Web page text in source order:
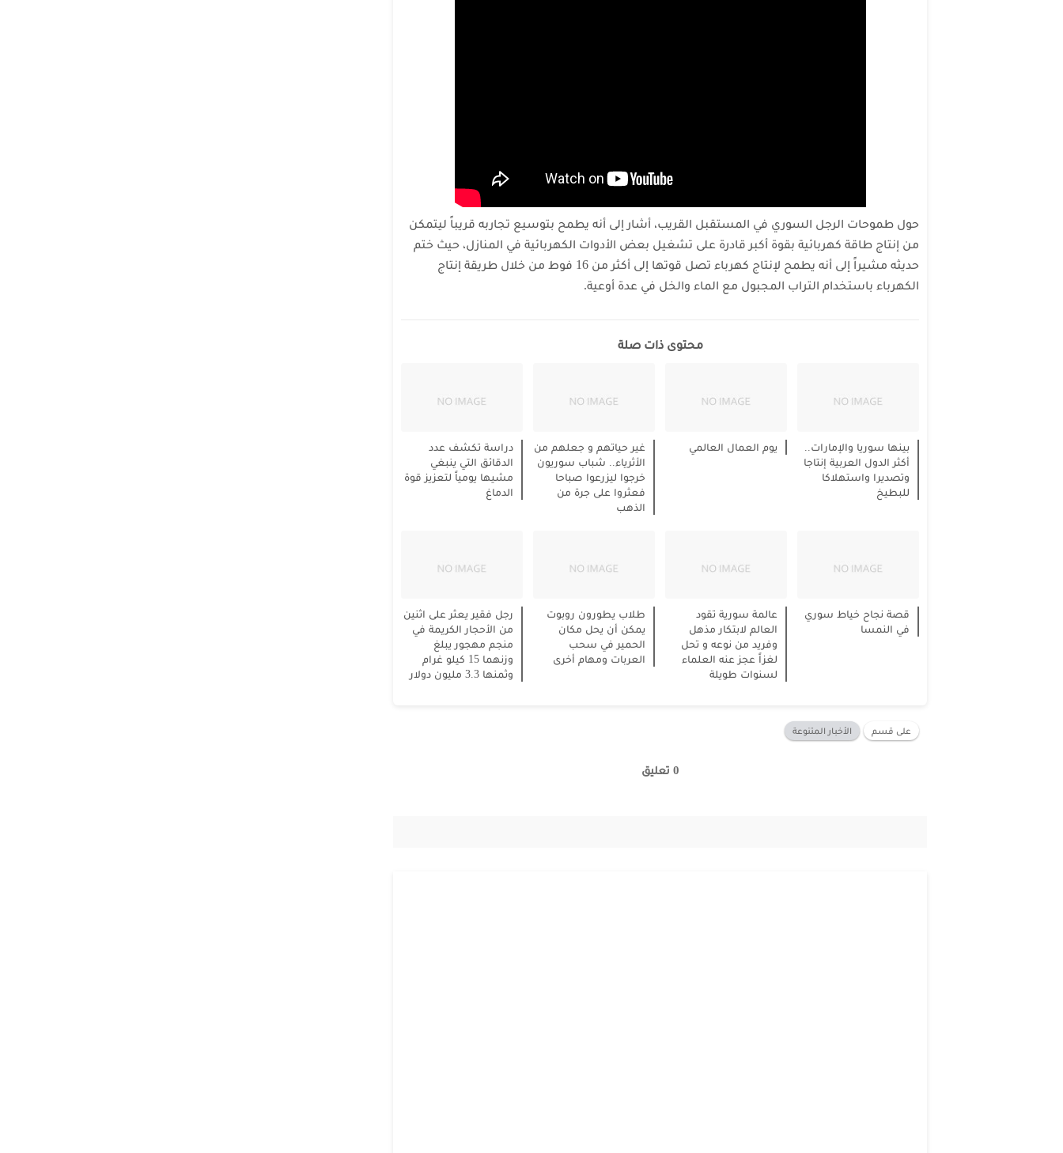
حول طموحات الرجل السوري في المستقبل القريب، أشار إلى أنه يطمح بتوسيع تجاربه قريباً ليتمكن
من إنتاج طاقة كهربائية بقوة أكبر قادرة على تشغيل بعض الأدوات الكهربائية في المنازل، حيث ختم
حديثه مشيراً إلى أنه يطمح لإنتاج كهرباء تصل قوتها إلى أكثر من 16 فوط من خلال طريقة إنتاج
الكهرباء باستخدام التراب المجبول مع الماء والخل في عدة أوعية.
محتوى ذات صلة
بينها سوريا والإمارات..
أكثر الدول العربية إنتاجا
وتصديرا واستهلاكا
للبطيخ
يوم العمال العالمي
غير حياتهم و جعلهم من
الأثرياء.. شباب سوريون
خرجوا ليزرعوا صباحا
فعثروا على جرة من
الذهب
دراسة تكشف عدد
الدقائق التي ينبغي
مشيها يومياً لتعزيز قوة
الدماغ
قصة نجاح خياط سوري
في النمسا
عالمة سورية تقود
العالم لابتكار مذهل
وفريد من نوعه و تحل
لغزاً عجز عنه العلماء
لسنوات طويلة
طلاب يطورون روبوت
يمكن أن يحل مكان
الحمير في سحب
العربات ومهام أخرى
رجل فقير يعثر على اثنين
من الأحجار الكريمة في
منجم مهجور يبلغ
وزنهما 15 كيلو غرام
وثمنها 3.3 مليون دولار
على قسم الأخبار المتنوعة
0 تعليق